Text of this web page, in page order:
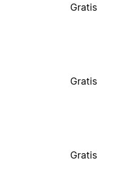
Gratis
Gratis
Gratis